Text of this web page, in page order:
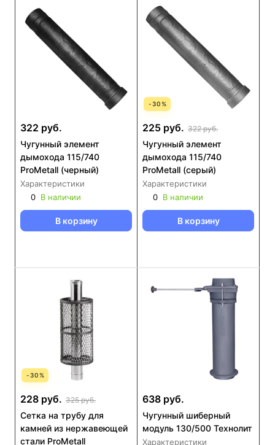
322 руб.
Чугунный элемент
дымохода 115/740
ProMetall (черный)
Характеристики
0 В наличии
В корзину
-30%
225 руб. 322 руб.
Чугунный элемент
дымохода 115/740
ProMetall (серый)
Характеристики
0 В наличии
В корзину
-30%
228 руб. 325 руб.
Сетка на трубу для
камней из нержавеющей
стали ProMetall
638 руб.
Чугунный шиберный
модуль 130/500 Технолит
Характеристики